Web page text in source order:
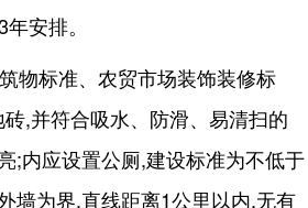
安排。
物标准、农贸市场装饰装修标
,并符合吸水、防滑、易清扫的
;内应设置公厕,建设标准为不低于
墙为界,直线距离1公里以内,无有